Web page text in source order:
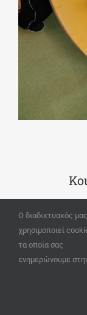
Related Posts
Ο διαδικτυακός
χρησιμοποιεί
τα οποία σας
ενημερώνουμε